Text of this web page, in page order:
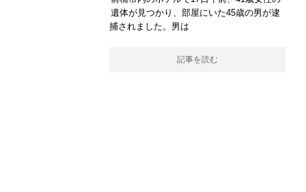
遺体が見つかり、部屋にいた45歳の男が逮
捕されました。男は
記事を読む